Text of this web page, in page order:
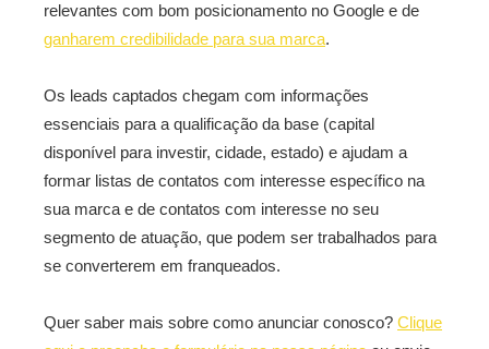
relevantes com bom posicionamento no Google e de
ganharem credibilidade para sua marca.
Os leads captados chegam com informações
essenciais para a qualificação da base (capital
disponível para investir, cidade, estado) e ajudam a
formar listas de contatos com interesse específico na
sua marca e de contatos com interesse no seu
segmento de atuação, que podem ser trabalhados para
se converterem em franqueados.
Quer saber mais sobre como anunciar conosco? Clique